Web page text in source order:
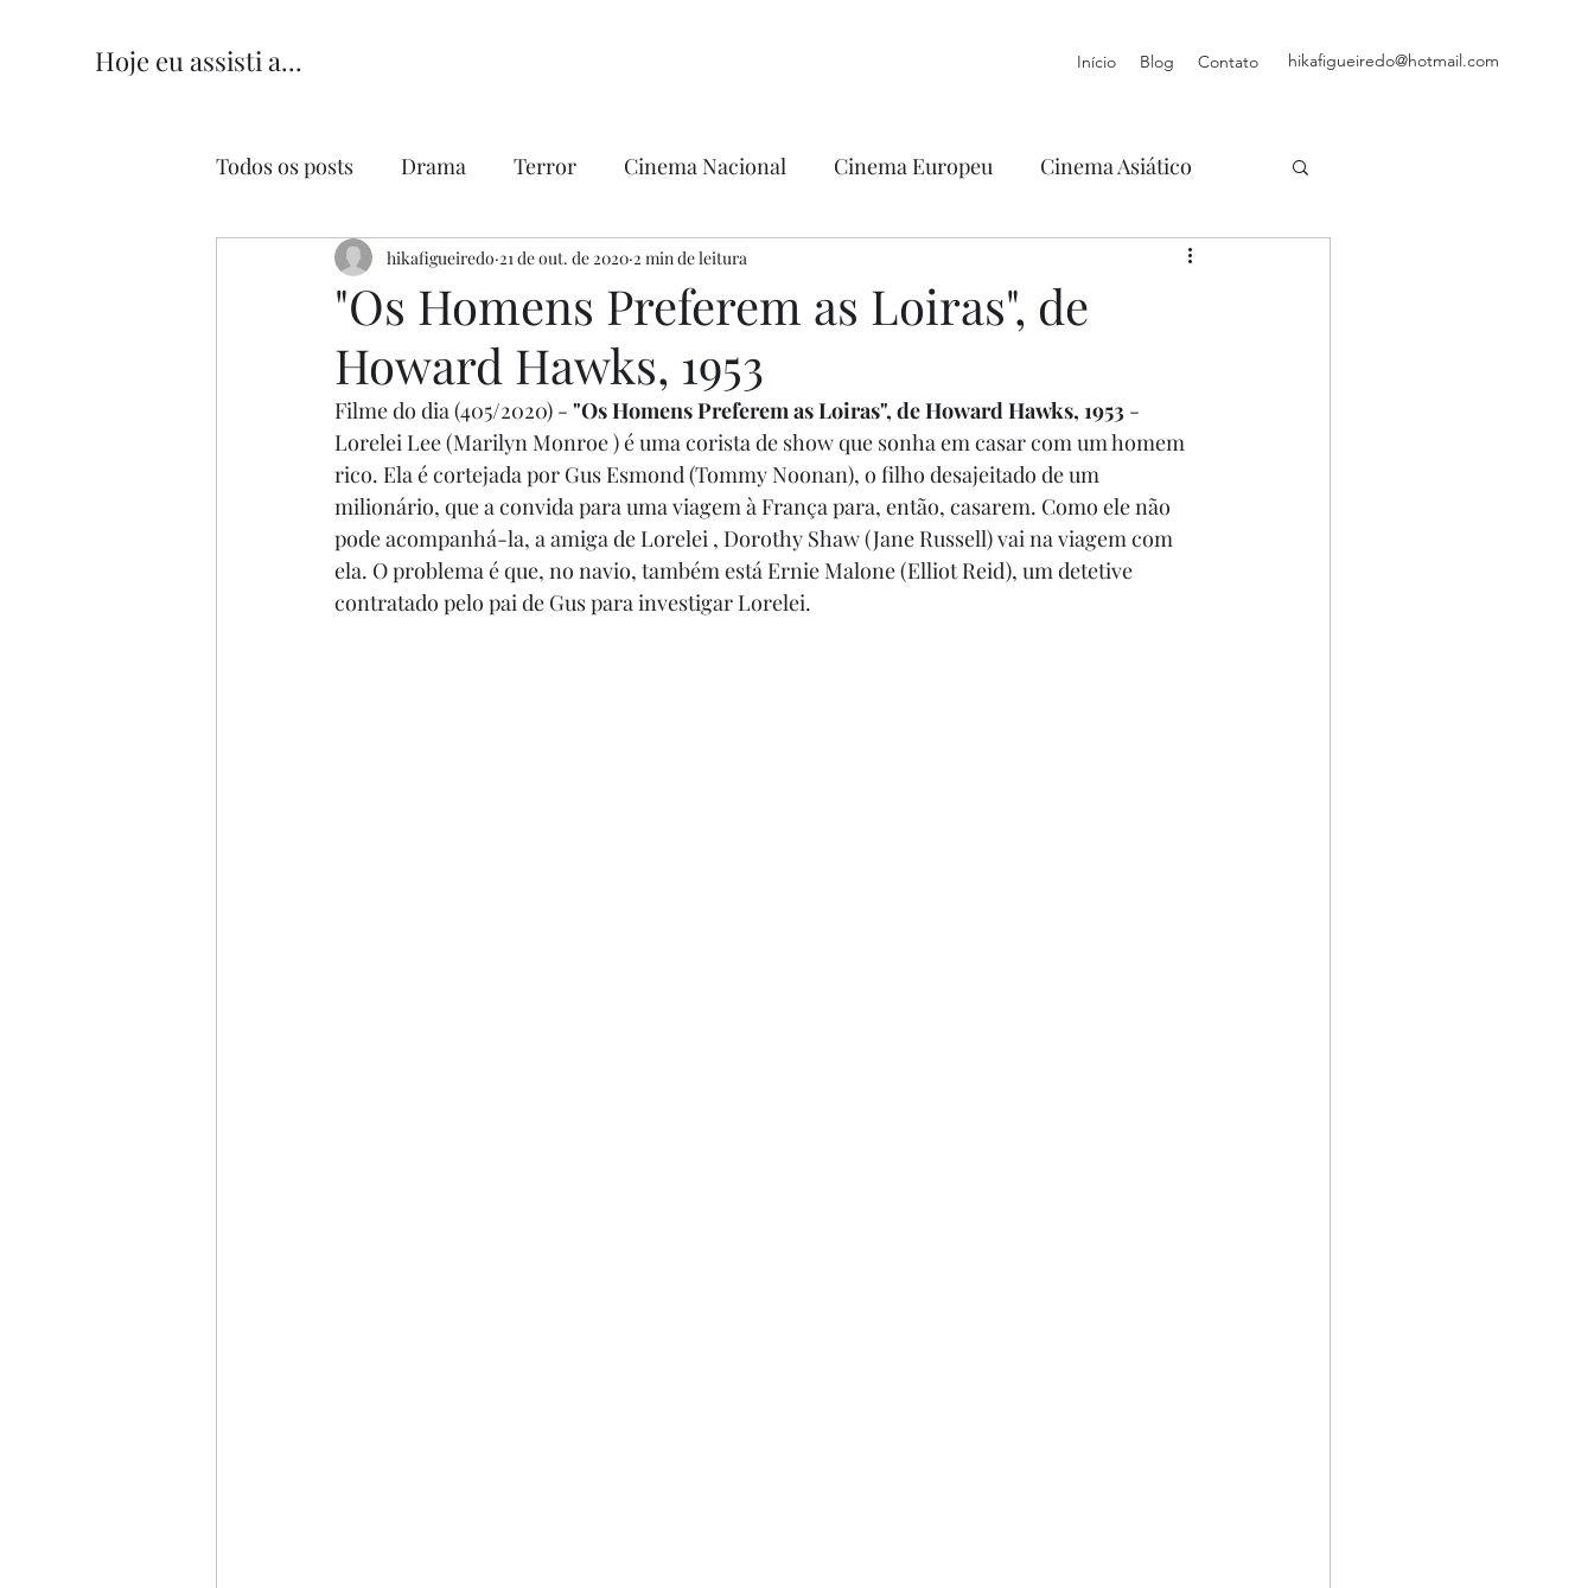
Hoje eu assisti a... Início Blog Contato hikafigueiredo@hotmail.com
Todos os posts Drama Terror Cinema Nacional Cinema Europeu Cinema Asiático
Comédia Comédia Romântica Ficção Hollywood
"Os Homens Preferem as Loiras", de
Howard Hawks, 1953
hikafigueiredo 21 de out. de 2020 2 min de leitura
Filme do dia (405/2020) - "Os Homens Preferem as Loiras", de Howard Hawks, 1953 -
Lorelei Lee (Marilyn Monroe ) é uma corista de show que sonha em casar com um homem
rico. Ela é cortejada por Gus Esmond (Tommy Noonan), o filho desajeitado de um
milionário, que a convida para uma viagem à França para, então, casarem. Como ele não
pode acompanhá-la, a amiga de Lorelei , Dorothy Shaw (Jane Russell) vai na viagem com
ela. O problema é que, no navio, também está Ernie Malone (Elliot Reid), um detetive
contratado pelo pai de Gus para investigar Lorelei.